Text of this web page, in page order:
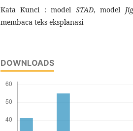
Kata Kunci : model STAD, model
membaca teks eksplanasi
DOWNLOADS